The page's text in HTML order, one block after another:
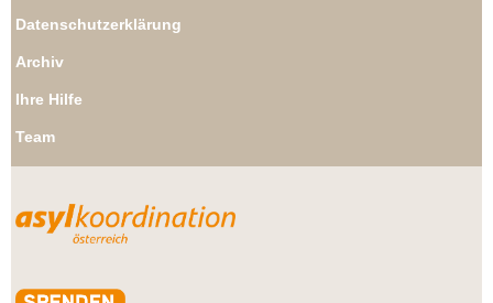
Datenschutzerklärung
Archiv
Ihre Hilfe
Team